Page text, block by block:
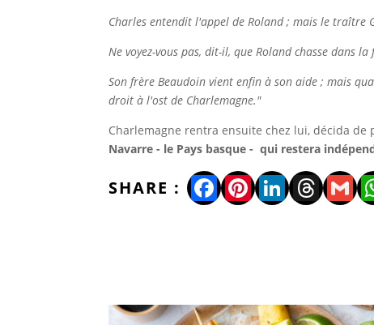
Charles entendit l'appel de Roland ; mais le traître
Ne voyez-vous pas, dit-il, que Roland chasse dans
Son frère Beaudoin vient enfin à son aide ; mais
droit à l'ost de Charlemagne."
Charlemagne rentra ensuite chez lui, décida de
Navarre - le Pays basque - qui restera
Facebook
Pinterest
LinkedIn